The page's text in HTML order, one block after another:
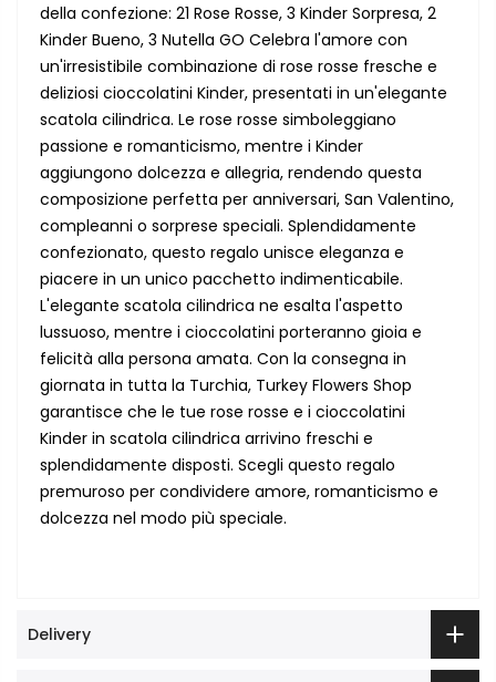
della confezione: 21 Rose Rosse, 3 Kinder Sorpresa, 2
Kinder Bueno, 3 Nutella GO Celebra l'amore con
un'irresistibile combinazione di rose rosse fresche e
deliziosi cioccolatini Kinder, presentati in un'elegante
scatola cilindrica. Le rose rosse simboleggiano
passione e romanticismo, mentre i Kinder
aggiungono dolcezza e allegria, rendendo questa
composizione perfetta per anniversari, San Valentino,
compleanni o sorprese speciali. Splendidamente
confezionato, questo regalo unisce eleganza e
piacere in un unico pacchetto indimenticabile.
L'elegante scatola cilindrica ne esalta l'aspetto
lussuoso, mentre i cioccolatini porteranno gioia e
felicità alla persona amata. Con la consegna in
giornata in tutta la Turchia, Turkey Flowers Shop
garantisce che le tue rose rosse e i cioccolatini
Kinder in scatola cilindrica arrivino freschi e
splendidamente disposti. Scegli questo regalo
premuroso per condividere amore, romanticismo e
dolcezza nel modo più speciale.
Delivery